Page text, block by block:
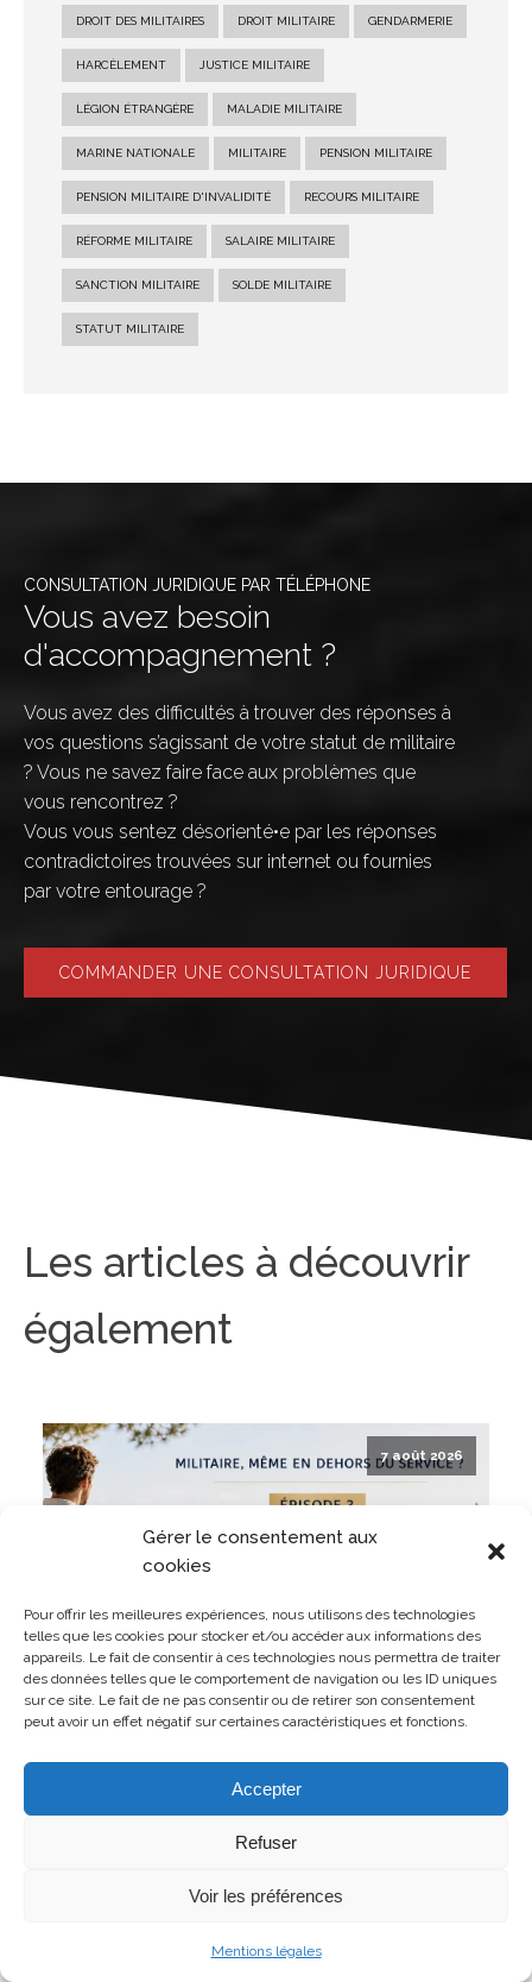
Gérer le consentement aux
cookies
Pour offrir les meilleures expériences, nous utilisons des technologies
telles que les cookies pour stocker et/ou accéder aux informations des
appareils. Le fait de consentir à ces technologies nous permettra de traiter
des données telles que le comportement de navigation ou les ID uniques
sur ce site. Le fait de ne pas consentir ou de retirer son consentement
peut avoir un effet négatif sur certaines caractéristiques et fonctions.
Accepter
Refuser
Voir les préférences
Mentions légales
DROIT DES MILITAIRES DROIT MILITAIRE GENDARMERIE
HARCÈLEMENT JUSTICE MILITAIRE
LÉGION ÉTRANGÈRE MALADIE MILITAIRE
MARINE NATIONALE MILITAIRE PENSION MILITAIRE
PENSION MILITAIRE D'INVALIDITÉ RECOURS MILITAIRE
RÉFORME MILITAIRE SALAIRE MILITAIRE
SANCTION MILITAIRE SOLDE MILITAIRE
STATUT MILITAIRE
CONSULTATION JURIDIQUE PAR TÉLÉPHONE
Vous avez besoin
d'accompagnement ?
Vous avez des difficultés à trouver des réponses à
vos questions s’agissant de votre statut de militaire
? Vous ne savez faire face aux problèmes que
vous rencontrez ?
Vous vous sentez désorienté•e par les réponses
contradictoires trouvées sur internet ou fournies
par votre entourage ?
COMMANDER UNE CONSULTATION JURIDIQUE
Les articles à découvrir
également
7 août 2026
Militaire même en dehors du service ? Un militaire
peut-il être rappelé pendant ses permissions ?